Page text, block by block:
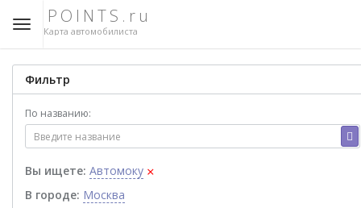
POINTS.ru
Карта автомобилиста
Фильтр
По названию:
Вы ищете: Автомоку ×
В городе: Москва